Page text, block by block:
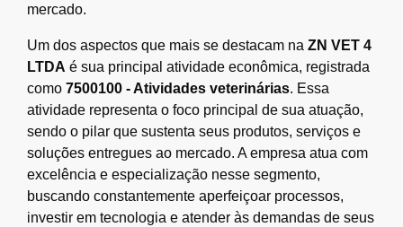
mercado.
Um dos aspectos que mais se destacam na ZN VET 4
LTDA é sua principal atividade econômica, registrada
como 7500100 - Atividades veterinárias. Essa
atividade representa o foco principal de sua atuação,
sendo o pilar que sustenta seus produtos, serviços e
soluções entregues ao mercado. A empresa atua com
excelência e especialização nesse segmento,
buscando constantemente aperfeiçoar processos,
investir em tecnologia e atender às demandas de seus